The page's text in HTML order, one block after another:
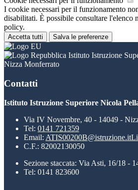
I cookie necessari per il funzionamento
disabilitati. È possibile consultare l'elenco
policy.
Accetta tutti Salva le preferenze
Istituto Istruzione
Nizza Monferrato
Contatti
Istituto Istruzione Superiore Nicola
Via IV Novembre, 40 - 14049 -
Tel: 0141 721359
Email: ATIS00200B@istruzione.it
C.F.: 82002130050
Sezione staccata: Via Asti, 16/18 -
Tel: 0141 823600